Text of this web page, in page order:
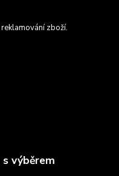
zboží.
výběrem